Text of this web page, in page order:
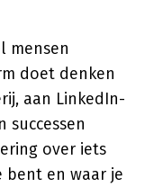
mensen
doet denken
aan LinkedIn-
over iets
bent en waar je